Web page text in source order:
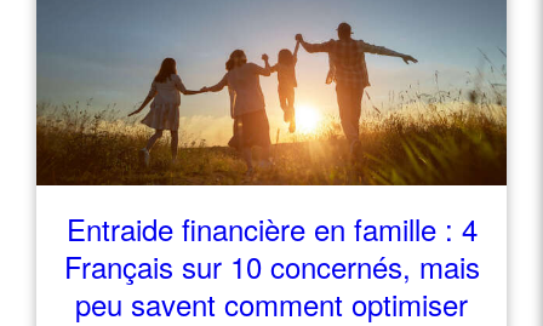
Entraide financière en famille : 4
Français sur 10 concernés, mais
peu savent comment optimiser